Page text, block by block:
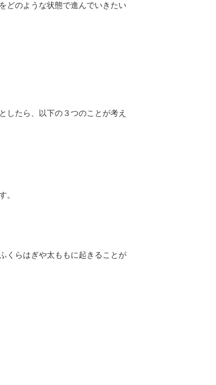
どのような状態で進んでいきたい
したら、以下の３つのことが考え
。
くらはぎや太ももに起きることが